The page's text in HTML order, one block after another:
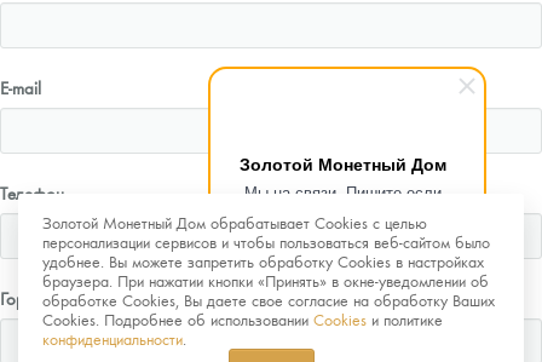
Золотой Монетный Дом
Мы на связи. Пишите если
возникнут любые вопросы.
Рады помочь.
Золотой Монетный Дом обрабатывает Cookies с целью
персонализации сервисов и чтобы пользоваться веб-сайтом было
удобнее. Вы можете запретить обработку Cookies в настройках
браузера. При нажатии кнопки «Принять» в окне-уведомлении об
обработке Cookies, Вы даете свое согласие на обработку Ваших
Cookies. Подробнее об использовании Cookies и политике
конфиденциальности
E-mail
Телефон
Город